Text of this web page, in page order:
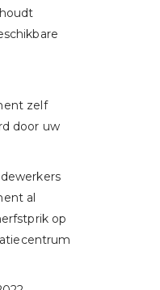
zelf
door uw
al
op